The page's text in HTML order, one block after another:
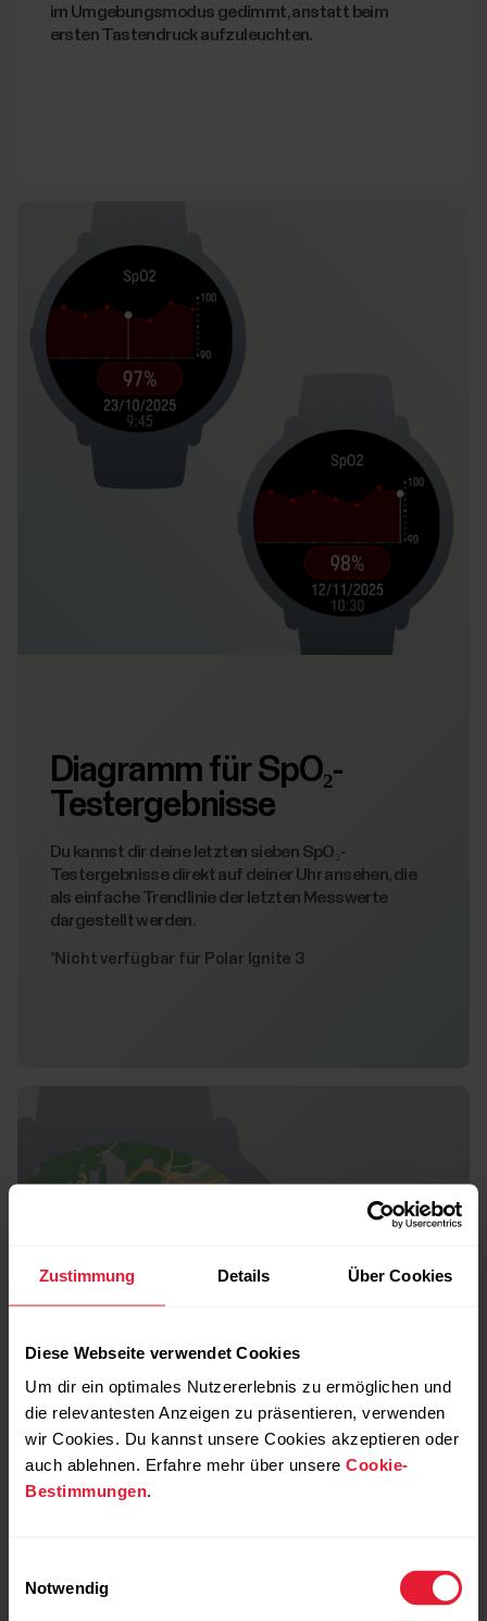
Zustimmung Details Über Cookies
Diese Webseite verwendet Cookies
Um dir ein optimales Nutzererlebnis zu ermöglichen und
die relevantesten Anzeigen zu präsentieren, verwenden
wir Cookies. Du kannst unsere Cookies akzeptieren oder
auch ablehnen. Erfahre mehr über unsere Cookie-
Bestimmungen.
Notwendig
im Umgebungsmodus gedimmt, anstatt beim
ersten Tastendruck aufzuleuchten.
Diagramm für SpO₂-
Testergebnisse
Du kannst dir deine letzten sieben SpO₂-
Testergebnisse direkt auf deiner Uhr ansehen, die
als einfache Trendlinie der letzten Messwerte
dargestellt werden.
*Nicht verfügbar für Polar Ignite 3